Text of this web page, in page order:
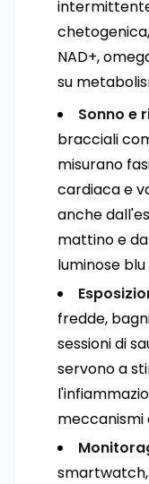
intermittente
NAD+,
su
Sonno e
bracciali
misurano
cardiaca e
anche
mattino e
luminose
fredde,
sessioni di
servono a
meccanismi